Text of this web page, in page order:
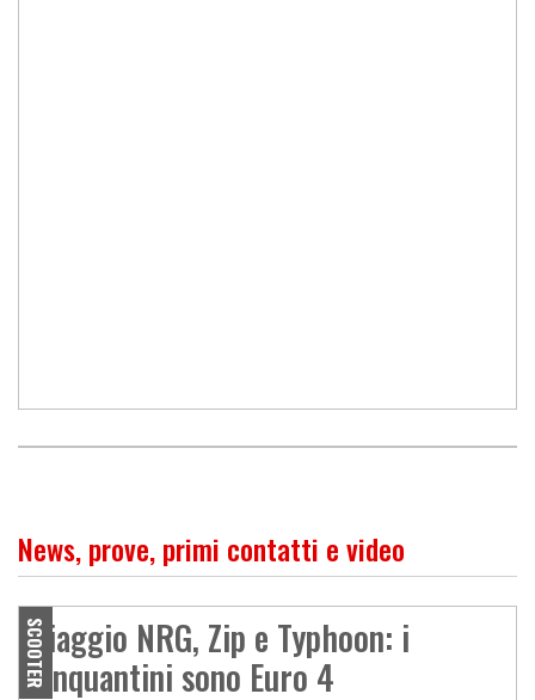
News, prove, primi contatti e video
SCOOTER
Piaggio NRG, Zip e Typhoon: i
cinquantini sono Euro 4